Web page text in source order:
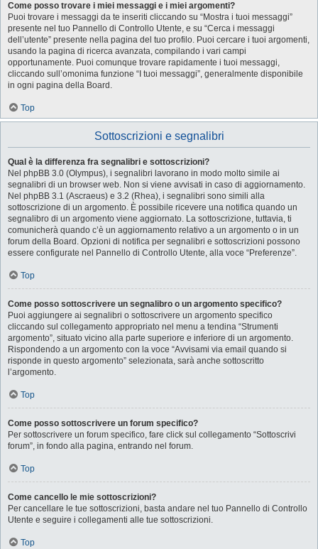
Come posso trovare i miei messaggi e i miei argomenti?
Puoi trovare i messaggi da te inseriti cliccando su “Mostra i tuoi messaggi”
presente nel tuo Pannello di Controllo Utente, e su “Cerca i messaggi
dell’utente” presente nella pagina del tuo profilo. Puoi cercare i tuoi argomenti,
usando la pagina di ricerca avanzata, compilando i vari campi
opportunamente. Puoi comunque trovare rapidamente i tuoi messaggi,
cliccando sull’omonima funzione “I tuoi messaggi”, generalmente disponibile
in ogni pagina della Board.
Top
Sottoscrizioni e segnalibri
Qual è la differenza fra segnalibri e sottoscrizioni?
Nel phpBB 3.0 (Olympus), i segnalibri lavorano in modo molto simile ai
segnalibri di un browser web. Non si viene avvisati in caso di aggiornamento.
Nel phpBB 3.1 (Ascraeus) e 3.2 (Rhea), i segnalibri sono simili alla
sottoscrizione di un argomento. È possibile ricevere una notifica quando un
segnalibro di un argomento viene aggiornato. La sottoscrizione, tuttavia, ti
comunicherà quando c’è un aggiornamento relativo a un argomento o in un
forum della Board. Opzioni di notifica per segnalibri e sottoscrizioni possono
essere configurate nel Pannello di Controllo Utente, alla voce “Preferenze”.
Top
Come posso sottoscrivere un segnalibro o un argomento specifico?
Puoi aggiungere ai segnalibri o sottoscrivere un argomento specifico
cliccando sul collegamento appropriato nel menu a tendina “Strumenti
argomento”, situato vicino alla parte superiore e inferiore di un argomento.
Rispondendo a un argomento con la voce “Avvisami via email quando si
risponde in questo argomento” selezionata, sarà anche sottoscritto
l’argomento.
Top
Come posso sottoscrivere un forum specifico?
Per sottoscrivere un forum specifico, fare click sul collegamento “Sottoscrivi
forum”, in fondo alla pagina, entrando nel forum.
Top
Come cancello le mie sottoscrizioni?
Per cancellare le tue sottoscrizioni, basta andare nel tuo Pannello di Controllo
Utente e seguire i collegamenti alle tue sottoscrizioni.
Top